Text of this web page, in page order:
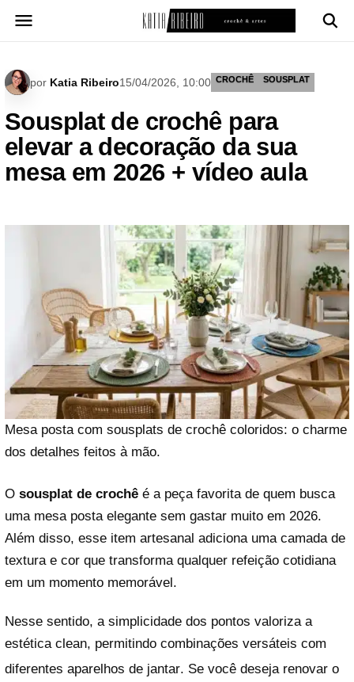
para
por Katia Ribeiro15/04/2026, 10:00 CROCHÊ SOUSPLAT
Sousplat de crochê para
elevar a decoração da sua
mesa em 2026 + vídeo aula
Mesa posta com sousplats de crochê coloridos: o charme
dos detalhes feitos à mão.
O sousplat de crochê é a peça favorita de quem busca
uma mesa posta elegante sem gastar muito em 2026.
Além disso, esse item artesanal adiciona uma camada de
textura e cor que transforma qualquer refeição cotidiana
em um momento memorável.
Nesse sentido, a simplicidade dos pontos valoriza a
estética clean, permitindo combinações versáteis com
diferentes aparelhos de jantar. Se você deseja renovar o